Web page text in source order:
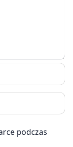
podczas